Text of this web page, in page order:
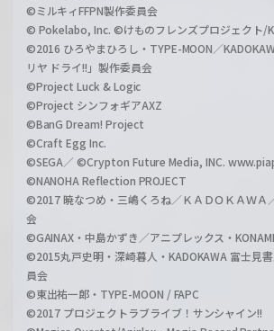
©ミルキィFFPN製作委員会
© Pokelabo, Inc. ©けものフレンズプロジェクト/
©2016 ひろやまひろし・TYPE-MOON／
リヤ ドライ!!」製作委員会
©Project Luck & Logic
©Project シンフォギアAXZ
©BanG Dream! Project
©Craft Egg Inc.
©SEGA／ ©Crypton Future Media, INC.
©NANOHA Reflection PROJECT
©2017 暁なつめ・三嶋くろね／ＫＡＤＯＫＡＷＡ
会
©GAINAX・中島かずき／アニプレックス・
©2015丸戸史明・深崎暮人・KADOKAWA 富士見
員会
©東出祐一郎・TYPE-MOON / FAPC
©2017 プロジェクトラブライブ！サンシャイン!!